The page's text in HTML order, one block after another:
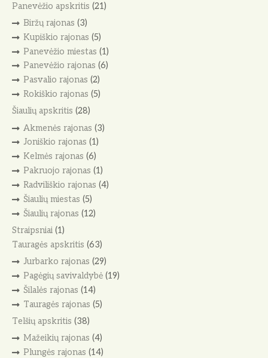
Panevėžio apskritis (21)
Biržų rajonas (3)
Kupiškio rajonas (5)
Panevėžio miestas (1)
Panevėžio rajonas (6)
Pasvalio rajonas (2)
Rokiškio rajonas (5)
Šiaulių apskritis (28)
Akmenės rajonas (3)
Joniškio rajonas (1)
Kelmės rajonas (6)
Pakruojo rajonas (1)
Radviliškio rajonas (4)
Šiaulių miestas (5)
Šiaulių rajonas (12)
Straipsniai (1)
Tauragės apskritis (63)
Jurbarko rajonas (29)
Pagėgių savivaldybė(19)
Šilalės rajonas (14)
Tauragės rajonas (5)
Telšių apskritis (38)
Mažeikių rajonas (4)
Plungės rajonas (14)